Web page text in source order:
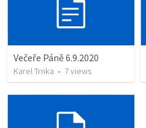
Večeře Páně 6.9.2020
Karel Trnka • 7views